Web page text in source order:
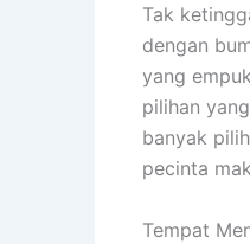
Tak
dengan
yang
pilihan
banyak
pecinta
Tempat